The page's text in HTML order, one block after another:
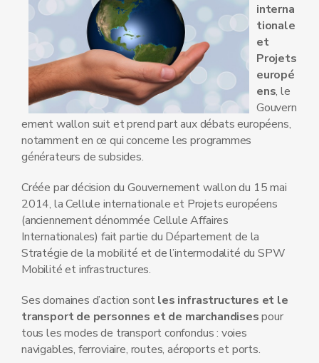
interna
tionale
et
Projets
europé
ens, le
Gouvern
ement wallon suit et prend part aux débats européens,
notamment en ce qui concerne les programmes
générateurs de subsides.
Créée par décision du Gouvernement wallon du 15 mai
2014, la Cellule internationale et Projets européens
(anciennement dénommée Cellule Affaires
Internationales) fait partie du Département de la
Stratégie de la mobilité et de l’intermodalité du SPW
Mobilité et infrastructures.
Ses domaines d’action sontles infrastructures et le
transport de personnes et de marchandisespour
tous les modes de transport confondus : voies
navigables, ferroviaire, routes, aéroports et ports.